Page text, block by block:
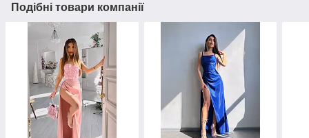
Подібні товари компанії